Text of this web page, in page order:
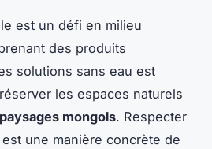
est un défi en milieu
des produits
solutions sans eau est
les espaces naturels
paysages mongols. Respecter
une manière concrète de